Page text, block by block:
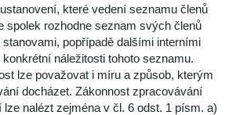
které vedení seznamu členů
spolek rozhodne seznam svých členů
popřípadě dalšími interními
náležitosti tohoto seznamu.
lze považovat i míru a způsob, kterým
docházet. Zákonnost zpracovávání
lze nalézt zejména v čl. 6 odst. 1 písm. a)